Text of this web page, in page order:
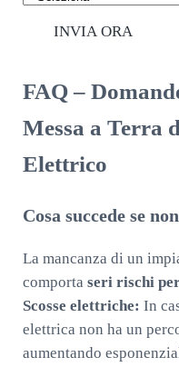
INVIA ORA
FAQ –
Messa a Terra
Elettrico
Cosa succede se
La mancanza di un
comporta seri rischi
Scosse elettriche: In
elettrica non ha un
aumentando